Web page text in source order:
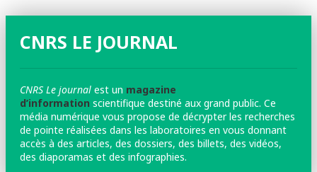
CNRS LE JOURNAL
CNRS Le journal est un magazine
d’information scientifique destiné aux grand public. Ce
média numérique vous propose de décrypter les recherches
de pointe réalisées dans les laboratoires en vous donnant
accès à des articles, des dossiers, des billets, des vidéos,
des diaporamas et des infographies.